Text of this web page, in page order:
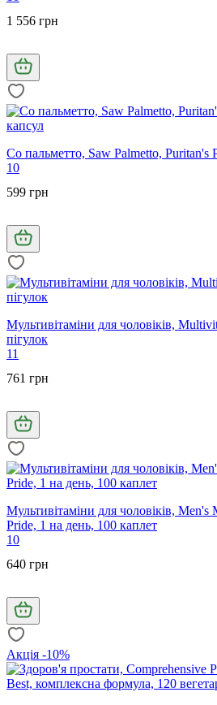
1 556 грн
Со пальметто, Saw Palmetto, Puritan's
10
599 грн
Мультивітаміни для чоловіків,
пігулок
11
761 грн
Мультивітаміни для чоловіків,
Pride, 1 на день, 100 каплет
10
640 грн
Акція -10%